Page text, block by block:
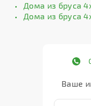
Дома из бруса
Дома из бруса
Ваше